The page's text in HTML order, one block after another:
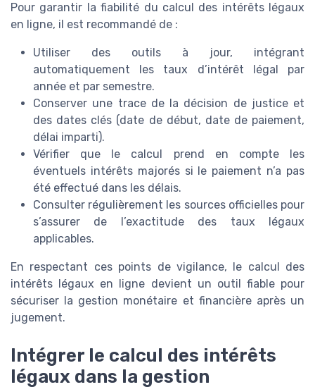
Pour garantir la fiabilité du calcul des intérêts légaux
en ligne, il est recommandé de :
Utiliser des outils à jour, intégrant
automatiquement les taux d’intérêt légal par
année et par semestre.
Conserver une trace de la décision de justice et
des dates clés (date de début, date de paiement,
délai imparti).
Vérifier que le calcul prend en compte les
éventuels intérêts majorés si le paiement n’a pas
été effectué dans les délais.
Consulter régulièrement les sources officielles pour
s’assurer de l’exactitude des taux légaux
applicables.
En respectant ces points de vigilance, le calcul des
intérêts légaux en ligne devient un outil fiable pour
sécuriser la gestion monétaire et financière après un
jugement.
Intégrer le calcul des intérêts
légaux dans la gestion